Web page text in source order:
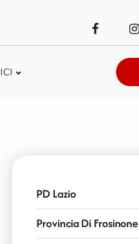
PD Lazio
Provincia Di Frosinone